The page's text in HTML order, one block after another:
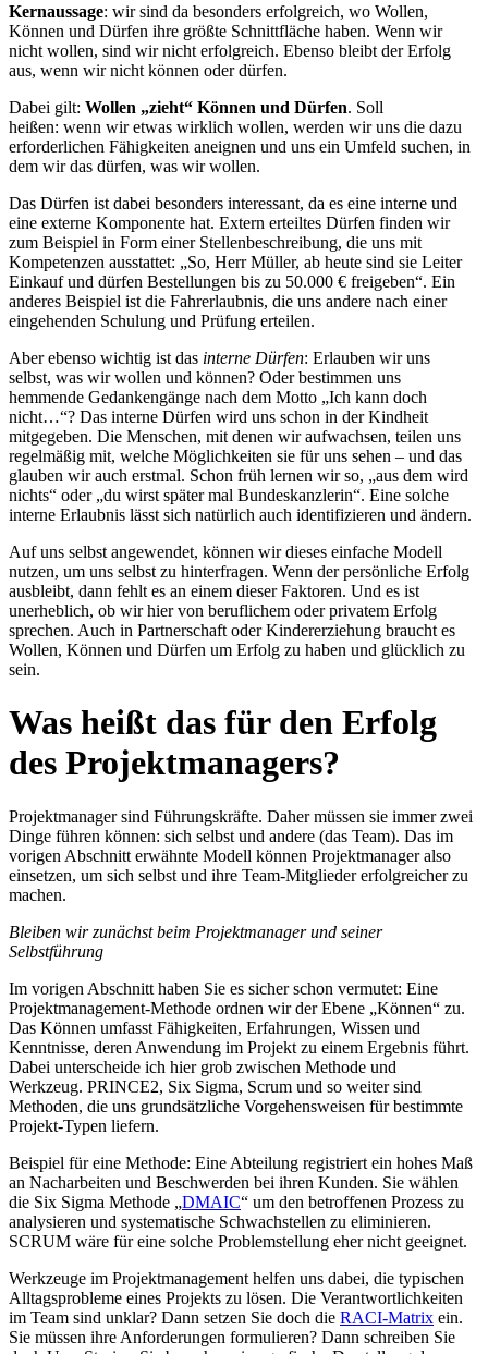
Kernaussage: wir sind da besonders erfolgreich, wo Wollen,
Können und Dürfen ihre größte Schnittfläche haben. Wenn wir
nicht wollen, sind wir nicht erfolgreich. Ebenso bleibt der Erfolg
aus, wenn wir nicht können oder dürfen.
Dabei gilt: Wollen „zieht“ Können und Dürfen. Soll
heißen: wenn wir etwas wirklich wollen, werden wir uns die dazu
erforderlichen Fähigkeiten aneignen und uns ein Umfeld suchen, in
dem wir das dürfen, was wir wollen.
Das Dürfen ist dabei besonders interessant, da es eine interne und
eine externe Komponente hat. Extern erteiltes Dürfen finden wir
zum Beispiel in Form einer Stellenbeschreibung, die uns mit
Kompetenzen ausstattet: „So, Herr Müller, ab heute sind sie Leiter
Einkauf und dürfen Bestellungen bis zu 50.000 € freigeben“. Ein
anderes Beispiel ist die Fahrerlaubnis, die uns andere nach einer
eingehenden Schulung und Prüfung erteilen.
Aber ebenso wichtig ist das interne Dürfen: Erlauben wir uns
selbst, was wir wollen und können? Oder bestimmen uns
hemmende Gedankengänge nach dem Motto „Ich kann doch
nicht…“? Das interne Dürfen wird uns schon in der Kindheit
mitgegeben. Die Menschen, mit denen wir aufwachsen, teilen uns
regelmäßig mit, welche Möglichkeiten sie für uns sehen – und das
glauben wir auch erstmal. Schon früh lernen wir so, „aus dem wird
nichts“ oder „du wirst später mal Bundeskanzlerin“. Eine solche
interne Erlaubnis lässt sich natürlich auch identifizieren und ändern.
Auf uns selbst angewendet, können wir dieses einfache Modell
nutzen, um uns selbst zu hinterfragen. Wenn der persönliche Erfolg
ausbleibt, dann fehlt es an einem dieser Faktoren. Und es ist
unerheblich, ob wir hier von beruflichem oder privatem Erfolg
sprechen. Auch in Partnerschaft oder Kindererziehung braucht es
Wollen, Können und Dürfen um Erfolg zu haben und glücklich zu
sein.
Was heißt das für den Erfolg
des Projektmanagers?
Projektmanager sind Führungskräfte. Daher müssen sie immer zwei
Dinge führen können: sich selbst und andere (das Team). Das im
vorigen Abschnitt erwähnte Modell können Projektmanager also
einsetzen, um sich selbst und ihre Team-Mitglieder erfolgreicher zu
machen.
Bleiben wir zunächst beim Projektmanager und seiner
Selbstführung
Im vorigen Abschnitt haben Sie es sicher schon vermutet: Eine
Projektmanagement-Methode ordnen wir der Ebene „Können“ zu.
Das Können umfasst Fähigkeiten, Erfahrungen, Wissen und
Kenntnisse, deren Anwendung im Projekt zu einem Ergebnis führt.
Dabei unterscheide ich hier grob zwischen Methode und
Werkzeug. PRINCE2, Six Sigma, Scrum und so weiter sind
Methoden, die uns grundsätzliche Vorgehensweisen für bestimmte
Projekt-Typen liefern.
Beispiel für eine Methode: Eine Abteilung registriert ein hohes Maß
an Nacharbeiten und Beschwerden bei ihren Kunden. Sie wählen
die Six Sigma Methode „DMAIC“ um den betroffenen Prozess zu
analysieren und systematische Schwachstellen zu eliminieren.
SCRUM wäre für eine solche Problemstellung eher nicht geeignet.
Werkzeuge im Projektmanagement helfen uns dabei, die typischen
Alltagsprobleme eines Projekts zu lösen. Die Verantwortlichkeiten
im Team sind unklar? Dann setzen Sie doch die RACI-Matrix ein.
Sie müssen ihre Anforderungen formulieren? Dann schreiben Sie